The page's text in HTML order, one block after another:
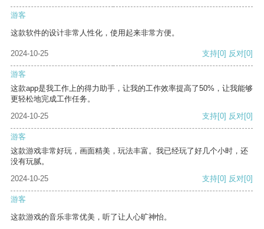
游客
这款软件的设计非常人性化，使用起来非常方便。
2024-10-25 支持[0] 反对[0]
游客
这款app是我工作上的得力助手，让我的工作效率提高了50%，让我能够
更轻松地完成工作任务。
2024-10-25
支持[0] 反对[0]
游客
这款游戏非常好玩，画面精美，玩法丰富。我已经玩了好几个小时，还
没有玩腻。
2024-10-25
支持[0] 反对[0]
游客
这款游戏的音乐非常优美，听了让人心旷神怡。